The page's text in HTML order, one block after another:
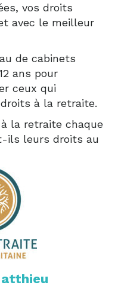
vos droits
avec le meilleur
de cabinets
ans pour
ceux qui
à la retraite.
la retraite chaque
ils leurs droits au